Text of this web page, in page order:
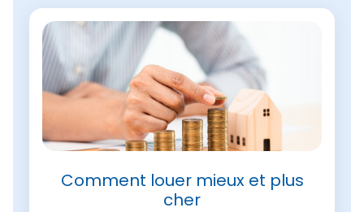
Comment louer mieux et plus
cher